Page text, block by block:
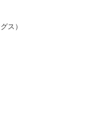
ス）